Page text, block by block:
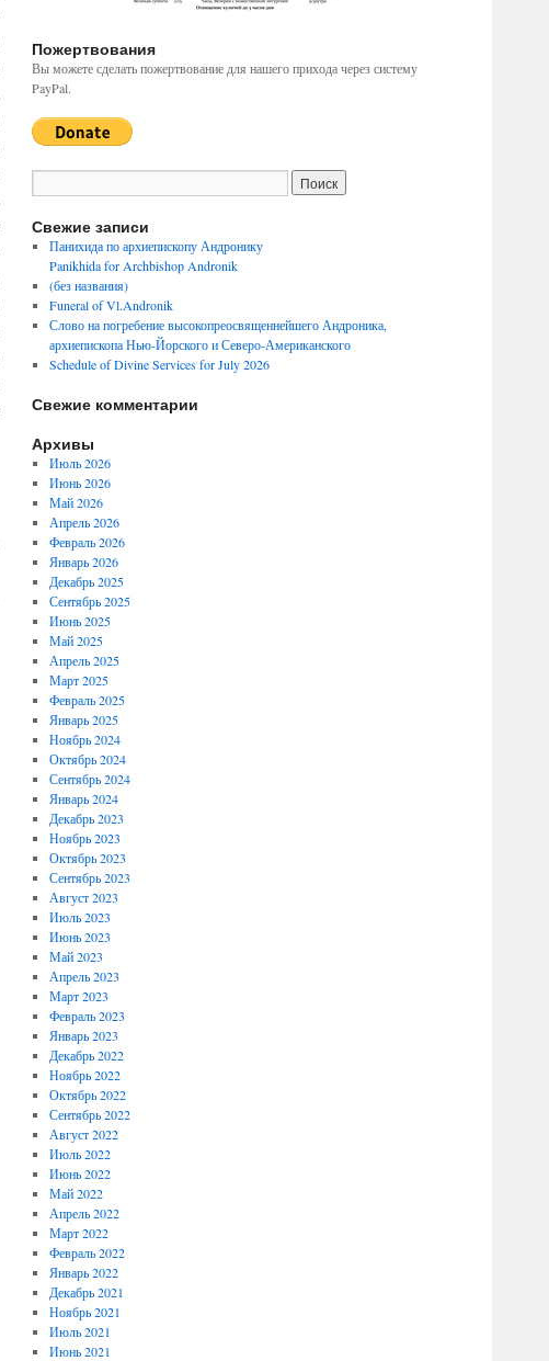
Пожертвования
Вы можете сделать пожертвование для нашего прихода через систему
PayPal.
Свежие записи
Панихида по архиепископу Андронику
Panikhida for Archbishop Andronik
(без названия)
Funeral of Vl.Andronik
Слово на погребение высокопреосвященнейшего Андроника,
архиепископа Нью-Йорского и Северо-Американского
Schedule of Divine Services for July 2026
Свежие комментарии
Архивы
Июль 2026
Июнь 2026
Май 2026
Апрель 2026
Февраль 2026
Январь 2026
Декабрь 2025
Сентябрь 2025
Июнь 2025
Май 2025
Апрель 2025
Март 2025
Февраль 2025
Январь 2025
Ноябрь 2024
Октябрь 2024
Сентябрь 2024
Январь 2024
Декабрь 2023
Ноябрь 2023
Октябрь 2023
Сентябрь 2023
Август 2023
Июль 2023
Июнь 2023
Май 2023
Апрель 2023
Март 2023
Февраль 2023
Январь 2023
Декабрь 2022
Ноябрь 2022
Октябрь 2022
Сентябрь 2022
Август 2022
Июль 2022
Июнь 2022
Май 2022
Апрель 2022
Март 2022
Февраль 2022
Январь 2022
Декабрь 2021
Ноябрь 2021
Июль 2021
Июнь 2021